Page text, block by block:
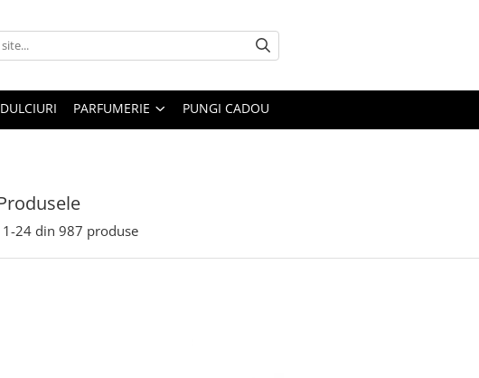
DULCIURI PARFUMERIE PUNGI CADOU
1-24 din 987 produse